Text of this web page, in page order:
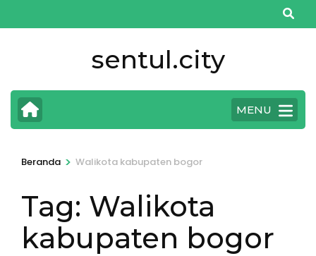
ke
Enter)
sentul.city
MENU
Beranda > Walikota kabupaten bogor
Tag: Walikota
kabupaten bogor